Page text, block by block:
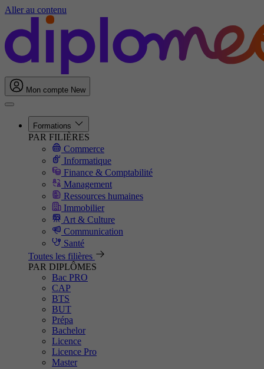
Aller au contenu
Mon compte New
Formations
PAR FILIÈRES
Commerce
Informatique
Finance & Comptabilité
Management
Ressources humaines
Immobilier
Art & Culture
Communication
Santé
Toutes les filières
PAR DIPLÔMES
Bac PRO
CAP
BTS
BUT
Prépa
Bachelor
Licence
Licence Pro
Master